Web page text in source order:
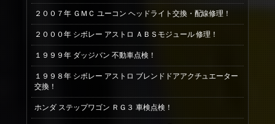
２００７年 ＧＭＣ ユーコン ヘッドライト交換・配線修理！
２０００年 シボレー アストロ ＡＢＳモジュール 修理！
１９９９年 ダッジバン 不動車点検！
１９９８年 シボレー アストロ ブレンドドアアクチュエーター
交換！
ホンダ ステップワゴン ＲＧ３ 車検点検！